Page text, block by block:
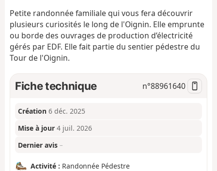
i
a
o
Petite randonnée familiale qui vous fera découvrir
plusieurs curiosités le long de l'Oignin. Elle emprunte
ou borde des ouvrages de production d’électricité
gérés par EDF. Elle fait partie du sentier pédestre du
Tour de l'Oignin.
Fiche technique n°88961640
Création 6 déc. 2025
Mise à jour 4 juil. 2026
Dernier avis –
Activité : Randonnée Pédestre